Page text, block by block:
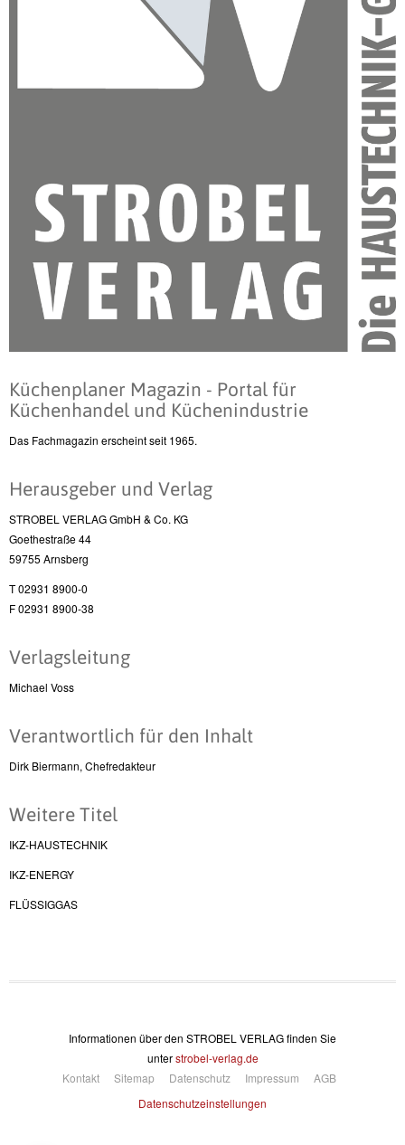
Küchenplaner Magazin - Portal für
Küchenhandel und Küchenindustrie
Das Fachmagazin erscheint seit 1965.
Herausgeber und Verlag
STROBEL VERLAG GmbH & Co. KG
Goethestraße 44
59755 Arnsberg
T 02931 8900-0
F 02931 8900-38
Verlagsleitung
Michael Voss
Verantwortlich für den Inhalt
Dirk Biermann, Chefredakteur
Weitere Titel
IKZ-HAUSTECHNIK
IKZ-ENERGY
FLÜSSIGGAS
Informationen über den STROBEL VERLAG finden Sie
unterstrobel-verlag.de
Kontakt
Sitemap Datenschutz Impressum
AGB
Datenschutzeinstellungen